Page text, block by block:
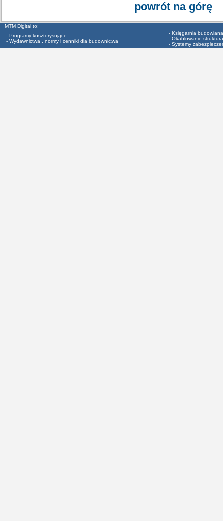
powrót na górę
MTM Digital to:
- Programy kosztorysujące
- Wydawnictwa , normy i cenniki dla budownictwa
- Księgarnia budowlana
- Okablowanie
- Systemy